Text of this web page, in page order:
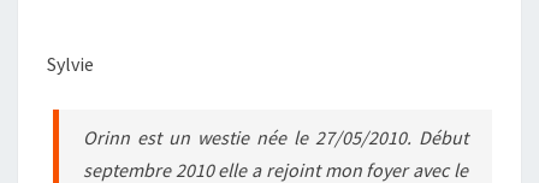
Sylvie
Orinn est un westie née le 27/05/2010. Début
septembre 2010 elle a rejoint mon foyer avec le